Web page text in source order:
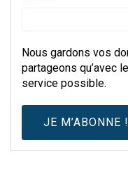
Nous gardons vos
partageons qu’avec
service possible.